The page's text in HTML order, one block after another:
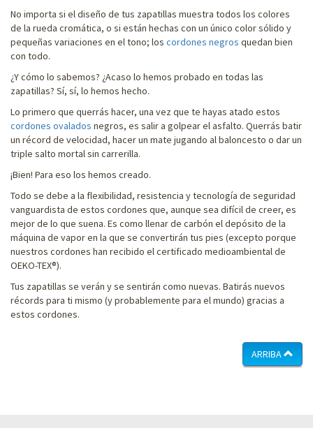
No importa si el diseño de tus zapatillas muestra todos los colores
de la rueda cromática, o si están hechas con un único color sólido y
pequeñas variaciones en el tono; los cordones negros quedan bien
con todo.
¿Y cómo lo sabemos? ¿Acaso lo hemos probado en todas las
zapatillas? Sí, sí, lo hemos hecho.
Lo primero que querrás hacer, una vez que te hayas atado estos
cordones ovalados negros, es salir a golpear el asfalto. Querrás batir
un récord de velocidad, hacer un mate jugando al baloncesto o dar un
triple salto mortal sin carrerilla.
¡Bien! Para eso los hemos creado.
Todo se debe a la flexibilidad, resistencia y tecnología de seguridad
vanguardista de estos cordones que, aunque sea difícil de creer, es
mejor de lo que suena. Es como llenar de carbón el depósito de la
máquina de vapor en la que se convertirán tus pies (excepto porque
nuestros cordones han recibido el certificado medioambiental de
OEKO-TEX®).
Tus zapatillas se verán y se sentirán como nuevas. Batirás nuevos
récords para ti mismo (y probablemente para el mundo) gracias a
estos cordones.
ARRIBA